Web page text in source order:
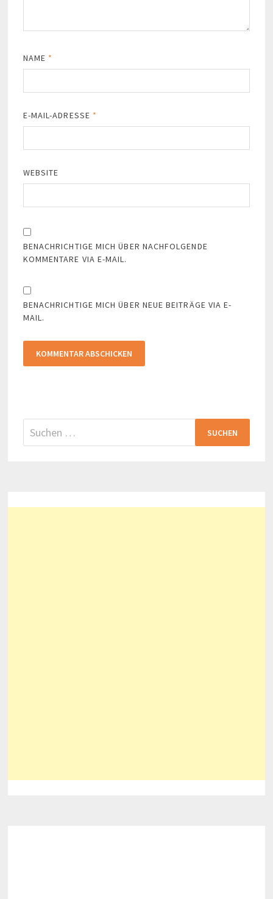
NAME *
E-MAIL-ADRESSE *
WEBSITE
BENACHRICHTIGE MICH ÜBER NACHFOLGENDE
KOMMENTARE VIA E-MAIL.
BENACHRICHTIGE MICH ÜBER NEUE BEITRÄGE VIA E-
MAIL.
Suchen
nach: